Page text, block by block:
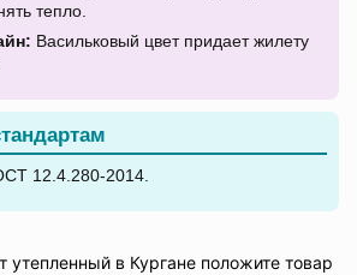
тепло.
Васильковый цвет придает жилету
12.4.280-2014.
утепленный в Кургане положите товар